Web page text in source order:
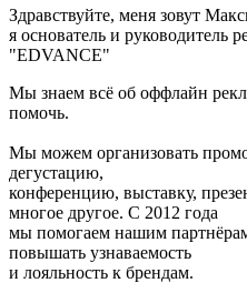
Здравствуйте, меня зовут
я основатель и руководитель
"EDVANCE"
Мы знаем всё об оффлайн
помочь.
Мы можем организовать
дегустацию,
конференцию, выставку,
многое другое. С 2012 года
мы помогаем нашим
повышать узнаваемость
и лояльность к брендам.